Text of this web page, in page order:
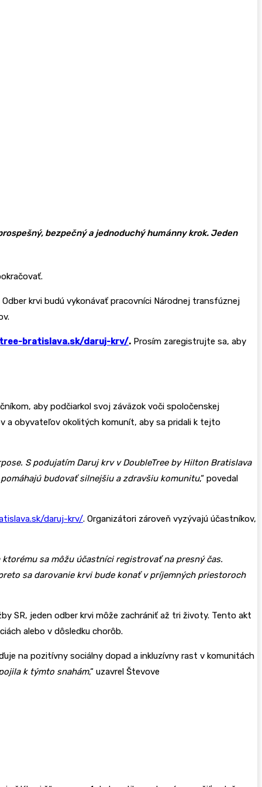
bezpečný a jednoduchý humánny krok. Jeden
Odber krvi budú vykonávať pracovníci Národnej transfúznej
bratislava.sk/daruj-krv/. Prosím zaregistrujte sa, aby
aby podčiarkol svoj záväzok voči spoločenskej
a obyvateľov okolitých komunít, aby sa pridali k tejto
S podujatím Daruj krv v DoubleTree by Hilton Bratislava
budovať silnejšiu a zdravšiu komunitu,“ povedal
daruj-krv/. Organizátori zároveň vyzývajú účastníkov,
sa môžu účastníci registrovať na presný čas.
sa darovanie krvi bude konať v príjemných priestoroch
SR, jeden odber krvi môže zachrániť až tri životy. Tento akt
alebo v dôsledku chorôb.
na pozitívny sociálny dopad a inkluzívny rast v komunitách
k týmto snahám,“ uzavrel Števove